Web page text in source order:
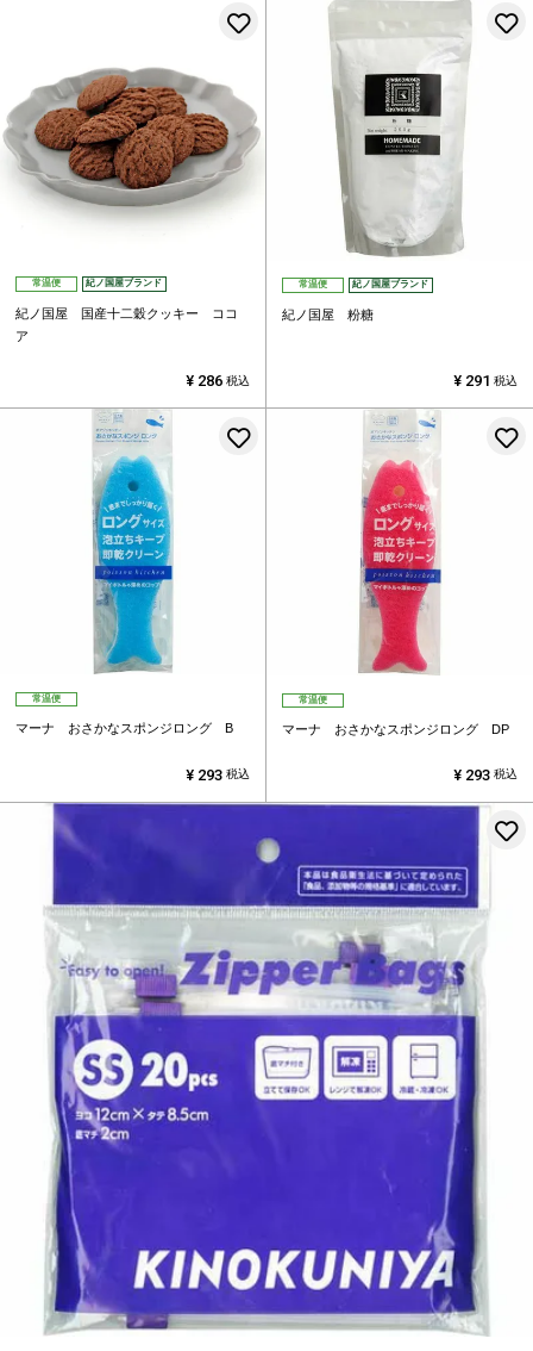
常温便 紀ノ国屋ブランド
紀ノ国屋 国産十二穀クッキー ココ
ア
お気に入りに登録する
¥ 286 税込
常温便 紀ノ国屋ブランド
紀ノ国屋 粉糖
¥ 291 税込
常温便
マーナ おさかなスポンジロング B
お気に入りに登録する
¥ 293 税込
常温便
マーナ おさかなスポンジロング DP
¥ 293 税込